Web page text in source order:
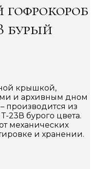
бурый
крышкой,
и архивным дном
производится из
23В бурого цвета.
механических
и хранении.